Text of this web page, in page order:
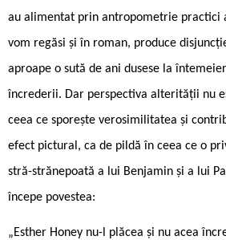
au alimentat prin antropometrie practici
vom regăsi și în roman, produce
aproape o sută de ani dusese la
încrederii. Dar perspectiva alterității nu
ceea ce sporește verosimilitatea și
efect pictural, ca de pildă în ceea ce o
stră-strănepoată a lui Benjamin și a lui
începe povestea:
„Esther Honey nu-l plăcea și nu acea